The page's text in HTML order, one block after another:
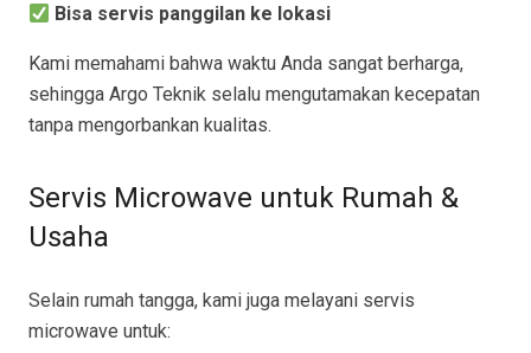
Bisa servis panggilan ke lokasi
Kami memahami bahwa waktu Anda sangat berharga,
sehingga Argo Teknik selalu mengutamakan kecepatan
tanpa mengorbankan kualitas.
Servis Microwave untuk Rumah &
Usaha
Selain rumah tangga, kami juga melayani servis
microwave untuk: